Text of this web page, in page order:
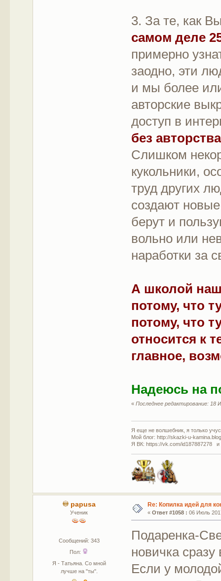
3. За те, как
самом деле
примерно
заодно, эти
и мы более
авторские
доступ в
без
Слишком
кукольники,
труд других
создают
берут и
вольно или
наработки за
А школой наш
потому, что
потому, что
относится к
главное,
Надеюсь на
«Последнее редактирование: 18
Я еще не волшебник, я только
Мой блог: http://skazki-u-
Я ВК: https://vk.com/id187887278 и
papusa
Ученик
Сообщений: 343
Пол:
Я - Татьяна. Со мной
лучше на "ты".
Re: Копилка идей для
« Ответ #1058 : 06 Июль
Подаренка-
новичка
Если у